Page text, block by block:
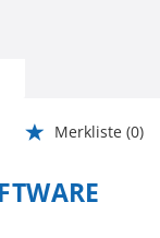
Merkliste (0)